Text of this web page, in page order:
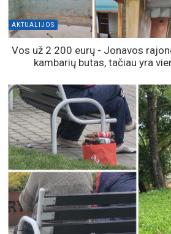
AKTUALIJOS
Vos už 2 200 eurų - Jonavos
kambarių butas, tačiau yra